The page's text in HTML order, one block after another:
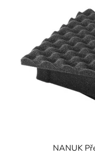
NANUK